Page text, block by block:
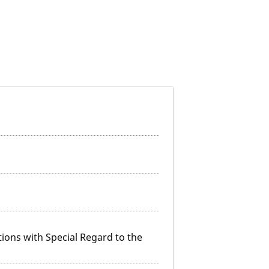
with Special Regard to the